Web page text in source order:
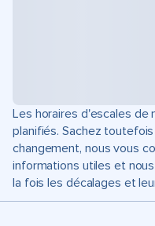
Les horaires d'escales de
planifiés. Sachez
changement, nous vous
informations utiles et
la fois les décalages et